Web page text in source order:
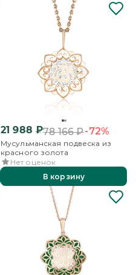
21 988 ₽78 166₽-72%
Мусульманская подвеска из
красного золота
Нет оценок
В корзину